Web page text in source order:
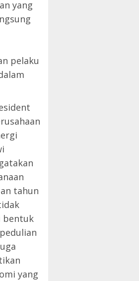
yang
pelaku
tahun
bentuk
yang